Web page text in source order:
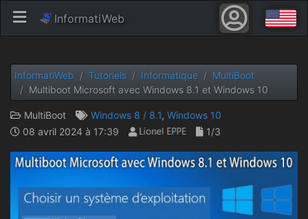
InformatiWeb
InformatiWeb Tutoriels Informatique
MultiBoot
Multiboot Microsoft avec Windows 8.1 et Windows 10
MultiBoot Windows 8 / 8.1, Windows 10
08 avril 2024 à 17:39
1/3